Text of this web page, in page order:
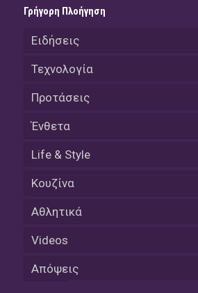
Γρήγορη Πλοήγηση
Ειδήσεις
Τεχνολογία
Προτάσεις
Ένθετα
Life & Style
Κουζίνα
Αθλητικά
Videos
Απόψεις